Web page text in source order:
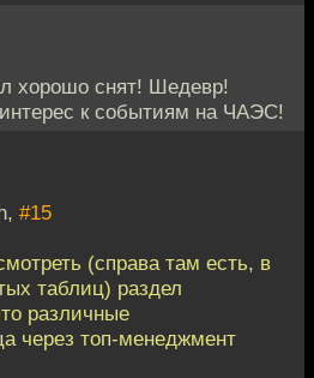
хорошо снят! Шедевр!
к событиям на ЧАЭС!
#15
(справа там есть, в
таблиц) раздел
различные
через топ-менеджмент